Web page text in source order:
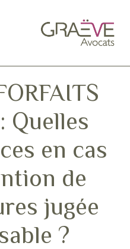
Quelles
en cas
de
jugée
?